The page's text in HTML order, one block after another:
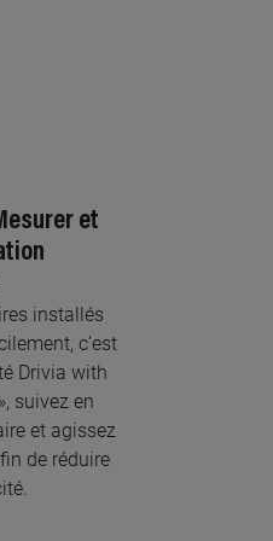
et
installés
c’est
Drivia with
suivez en
et agissez
de réduire